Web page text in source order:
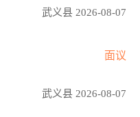
武义县 2026-08-07
面议
武义县 2026-08-07